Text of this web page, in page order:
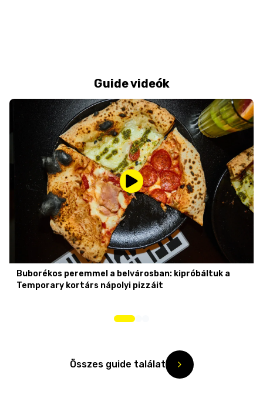
Guide videók
Buborékos peremmel a belvárosban: kipróbáltuk a
Temporary kortárs nápolyi pizzáit
Összes guide találat